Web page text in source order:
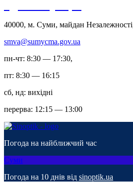
40000, м. Суми, майдан
smva@sumycma.gov.ua
пн-чт: 8:30 — 17:30,
пт: 8:30 — 16:15
сб, нд: вихідні
перерва: 12:15 — 13:00
Погода на найближчий час
Суми
Погода на 10 днів від sinoptik.ua